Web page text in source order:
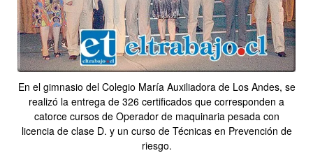
En el gimnasio del Colegio María Auxiliadora de Los Andes, se
realizó la entrega de 326 certificados que corresponden a
catorce cursos de Operador de maquinaria pesada con
licencia de clase D. y un curso de Técnicas en Prevención de
riesgo.